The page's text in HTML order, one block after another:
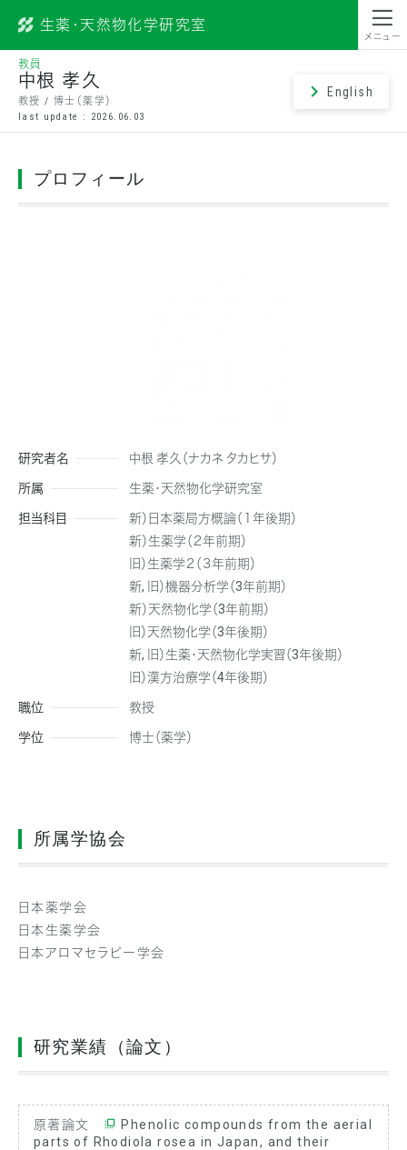
昭和薬科大学
生薬・天然物化学研究室
メニュー
教員
中根 孝久
教授 / 博士（薬学）
last update : 2026.06.03
English
プロフィール
研究者名 中根 孝久（ナカネ タカヒサ）
所属 生薬・天然物化学研究室
担当科目
新）日本薬局方概論（１年後期）
新）生薬学（２年前期）
旧）生薬学２（３年前期）
新, 旧）機器分析学（3年前期）
新）天然物化学（3年前期）
旧）天然物化学（3年後期）
新, 旧）生薬・天然物化学実習（3年後期）
旧）漢方治療学（4年後期）
職位 教授
学位 博士（薬学）
所属学協会
日本薬学会
日本生薬学会
日本アロマセラピー学会
研究業績（論文）
原著論文
Phenolic compounds from the aerial
parts of Rhodiola rosea in Japan, and their